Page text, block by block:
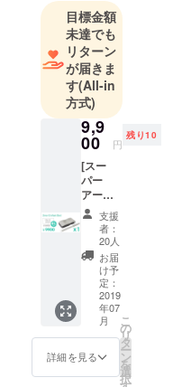
大切な子供
のための商
品開発に最
善を尽くし
ます。
目標金額
未達でも
リターン
が届きま
す(All-in
方式)
9,9
00 円
残り10
[スー
パー
アー
リー
バード]
通常
16,900
→9,900
円（送
料込）
寝返り
防止無
重力新
生児用
ベッド
支援
者：
20人
お届
け予
定：
2019
年07
月
詳細を見る
こ
の
リ
タ
ー
ン
を
選
択